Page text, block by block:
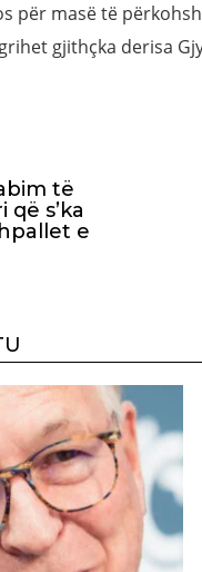
për masë të
gjithçka derisa
të
s’ka
e